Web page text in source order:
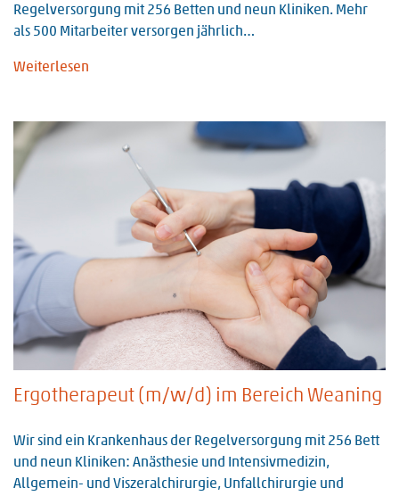
Regelversorgung mit 256 Betten und neun Kliniken. Mehr
als 500 Mitarbeiter versorgen jährlich…
Weiterlesen
Ergotherapeut (m/w/d) im Bereich Weaning
Wir sind ein Krankenhaus der Regelversorgung mit 256 Bett
und neun Kliniken: Anästhesie und Intensivmedizin,
Allgemein- und Viszeralchirurgie, Unfallchirurgie und